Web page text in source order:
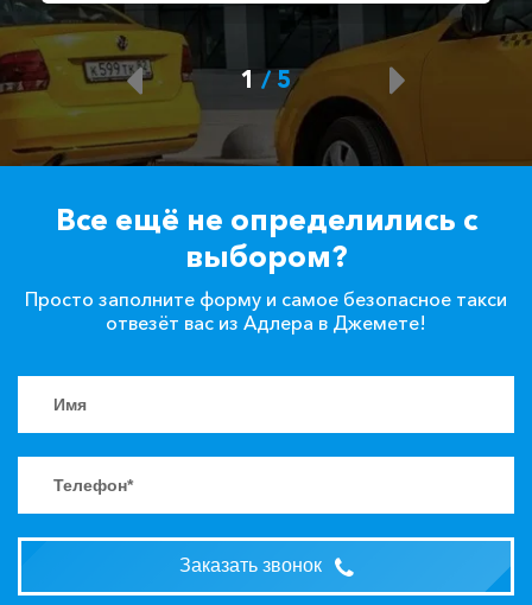
1/ 5
Все ещё не определились с
выбором?
Просто заполните форму и самое безопасное такси
отвезёт вас из Адлера в Джемете!
Заказать звонок